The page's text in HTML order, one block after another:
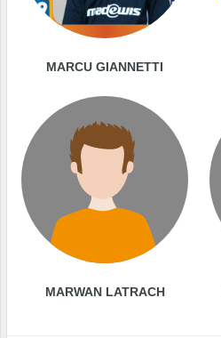
MARCU GIANNETTI
MARWAN LATRACH